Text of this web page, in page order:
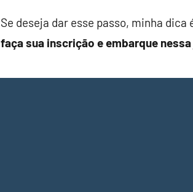
Se deseja dar esse passo, minha dica
faça sua inscrição e embarque